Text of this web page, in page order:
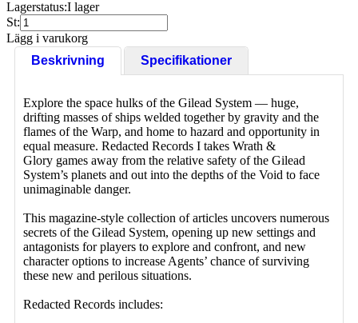
Lagerstatus:I lager
St:
Lägg i varukorg
Beskrivning
Specifikationer
Explore the space hulks of the Gilead System — huge,
drifting masses of ships welded together by gravity and the
flames of the Warp, and home to hazard and opportunity in
equal measure. Redacted Records I takes Wrath &
Glory games away from the relative safety of the Gilead
System’s planets and out into the depths of the Void to face
unimaginable danger.
This magazine-style collection of articles uncovers numerous
secrets of the Gilead System, opening up new settings and
antagonists for players to explore and confront, and new
character options to increase Agents’ chance of surviving
these new and perilous situations.
Redacted Records includes: